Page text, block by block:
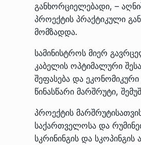
განხორციელებადი, –
პროექტის პრაქტიკული
მომზადდა.
სამინისტროს მიერ
კაბელის ოპტიმალური
შეფასება და
წინასწარი მარშრუტი,
პროექტის
საქართველოსა და
სკრინინგის და სკოპინგის